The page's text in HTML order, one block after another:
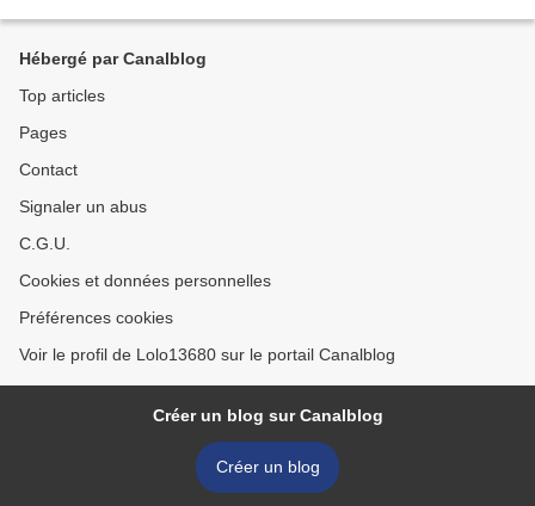
Hébergé par Canalblog
Top articles
Pages
Contact
Signaler un abus
C.G.U.
Cookies et données personnelles
Préférences cookies
Voir le profil de Lolo13680 sur le portail Canalblog
Créer un blog sur Canalblog
Créer un blog